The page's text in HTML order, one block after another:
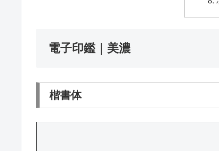
電子印鑑｜美濃
楷書体